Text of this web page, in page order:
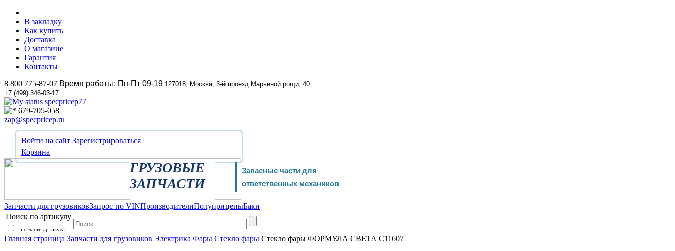
В закладку
Как купить
Доставка
О магазине
Гарантия
Контакты
8 800 775-87-07 Время работы: Пн-Пт 09-19 127018, Москва, 3-й проезд Марьиной рощи, 40
+7 (499) 346-03-17
specpricep77
679-705-058
zap@specpricep.ru
Войти на сайт Зарегистрироваться
Корзина
ГРУЗОВЫЕ
ЗАПЧАСТИ
Запасные части для
ответственных механиков
Запчасти для грузовиковЗапрос по VINПроизводителиПолуприцепыБаки
Поиск по артикулу
- по части артикула
Главная страница Запчасти для грузовиков Электрика Фары Стекло фары Стекло фары ФОРМУЛА СВЕТА C11607